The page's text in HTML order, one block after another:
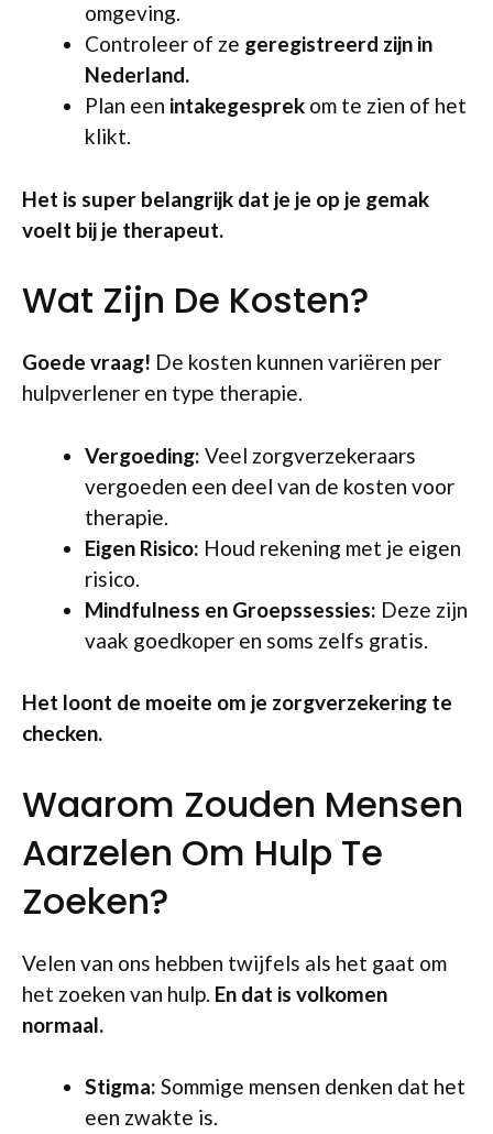
omgeving.
Controleer of ze geregistreerd zijn in
Nederland.
Plan een intakegesprek om te zien of het
klikt.
Het is super belangrijk dat je je op je gemak
voelt bij je therapeut.
Wat Zijn De Kosten?
Goede vraag! De kosten kunnen variëren per
hulpverlener en type therapie.
Vergoeding: Veel zorgverzekeraars
vergoeden een deel van de kosten voor
therapie.
Eigen Risico: Houd rekening met je eigen
risico.
Mindfulness en Groepssessies: Deze zijn
vaak goedkoper en soms zelfs gratis.
Het loont de moeite om je zorgverzekering te
checken.
Waarom Zouden Mensen
Aarzelen Om Hulp Te
Zoeken?
Velen van ons hebben twijfels als het gaat om
het zoeken van hulp. En dat is volkomen
normaal.
Stigma: Sommige mensen denken dat het
een zwakte is.